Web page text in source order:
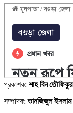
প্রকাশক: শাহ বিন তৌফিকুর
সম্পাদক:তানজিজুল ইসলাম